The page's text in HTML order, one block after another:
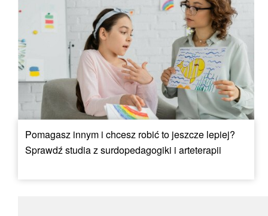
Pomagasz innym i chcesz robić to jeszcze lepiej?
Sprawdź studia z surdopedagogiki i arteterapii